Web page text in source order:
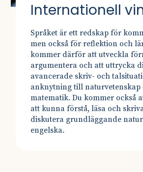
Internationell
Språket är ett redskap för
men också för reflektion och
kommer därför att utveckla
argumentera och att uttrycka
avancerade skriv- och
anknytning till naturvetenskap
matematik. Du kommer också
att kunna förstå, läsa och
diskutera grundläggande
engelska.